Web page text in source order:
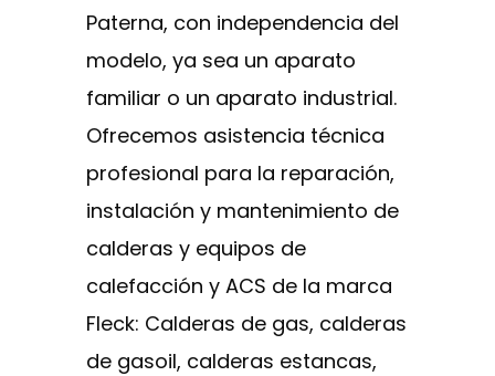
Paterna, con independencia del
modelo, ya sea un aparato
familiar o un aparato industrial.
Ofrecemos asistencia técnica
profesional para la reparación,
instalación y mantenimiento de
calderas y equipos de
calefacción y ACS de la marca
Fleck: Calderas de gas, calderas
de gasoil, calderas estancas,